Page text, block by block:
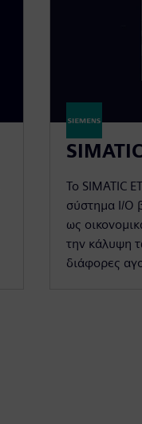
Το SIMATIC
σύστημα I/O
ως
την κάλυψη
διάφορες